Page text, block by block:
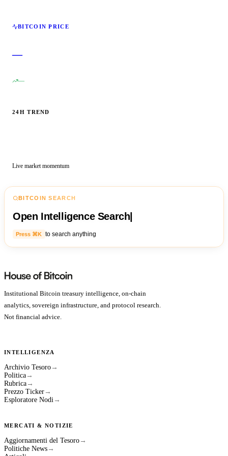
BITCOIN PRICE
—
—
24H TREND
Live market momentum
BITCOIN SEARCH
Open Intelligence Search|
Press ⌘K to search anything
Institutional Bitcoin treasury intelligence, on-chain
analytics, sovereign infrastructure, and protocol research.
Not financial advice.
INTELLIGENZA
Archivio Tesoro →
Politica →
Rubrica →
Prezzo Ticker →
Esploratore Nodi →
MERCATI & NOTIZIE
Aggiornamenti del Tesoro →
Politiche News →